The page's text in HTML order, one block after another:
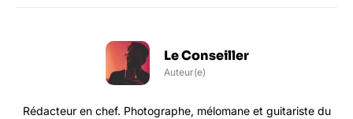
Le Conseiller
Auteur(e)
Rédacteur en chef. Photographe, mélomane et guitariste du